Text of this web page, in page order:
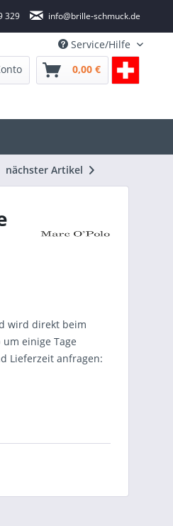
329 info@brille-schmuck.de
Service/Hilfe
0,00 €
nächster Artikel
wird direkt beim
einige Tage
Lieferzeit anfragen: